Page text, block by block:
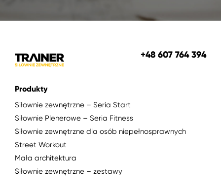
+48 607 764 394
Produkty
Siłownie zewnętrzne – Seria Start
Siłownie Plenerowe – Seria Fitness
Siłownie zewnętrzne dla osób niepełnosprawnych
Street Workout
Mała architektura
Siłownie zewnętrzne – zestawy